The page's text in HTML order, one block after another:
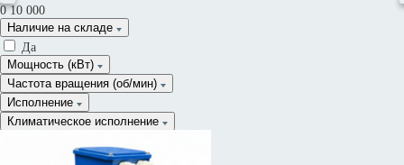
0 10 000
Наличие на складе
Да
Мощность (кВт)
Частота вращения (об/мин)
Исполнение
Климатическое исполнение
Сначала дороже